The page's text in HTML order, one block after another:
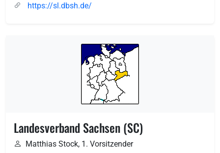
https://sl.dbsh.de/
Landesverband Sachsen (SC)
Matthias Stock, 1. Vorsitzender